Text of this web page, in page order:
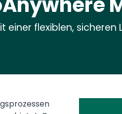
einer flexiblen, sicheren